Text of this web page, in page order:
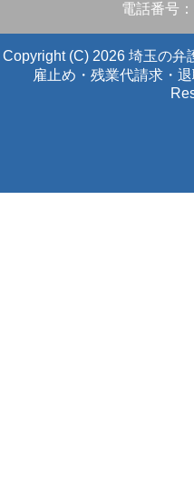
電話番号
Copyright (C) 2026 埼玉の弁
雇止め・残業代請求・